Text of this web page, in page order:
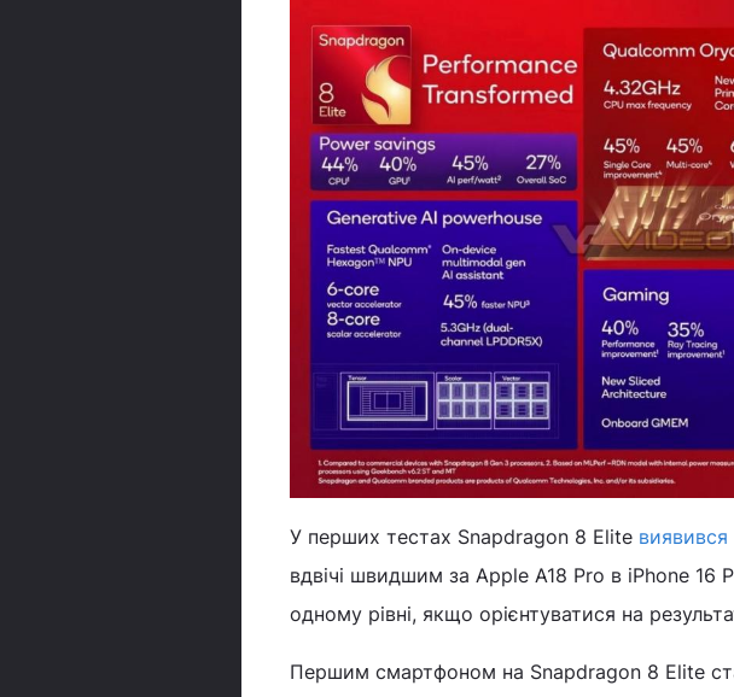
У перших тестах Snapdragon 8 Elite виявився
вдвічі швидшим за Apple A18 Pro в iPhone
одному рівні, якщо орієнтуватися на
Першим смартфоном на Snapdragon 8 Elite